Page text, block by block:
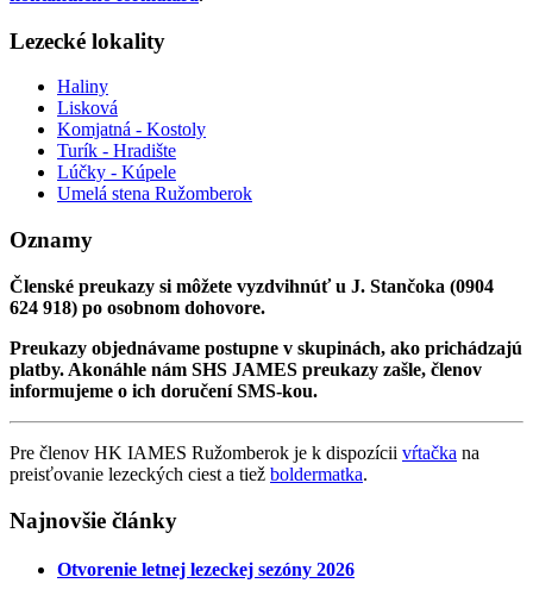
Lezecké lokality
Haliny
Lisková
Komjatná - Kostoly
Turík - Hradište
Lúčky - Kúpele
Umelá stena Ružomberok
Oznamy
Členské preukazy si môžete vyzdvihnúť u J. Stančoka (0904
624 918) po osobnom dohovore.
Preukazy objednávame postupne v skupinách, ako prichádzajú
platby. Akonáhle nám SHS JAMES preukazy zašle, členov
informujeme o ich doručení SMS-kou.
Pre členov HK IAMES Ružomberok je k dispozícii vŕtačka na
preisťovanie lezeckých ciest a tiež boldermatka.
Najnovšie články
Otvorenie letnej lezeckej sezóny 2026